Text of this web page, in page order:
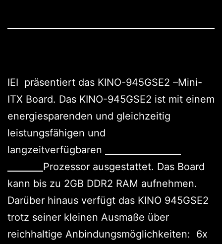
IEI präsentiert das KINO-945GSE2 –Mini-
ITX Board. Das KINO-945GSE2 ist mit einem
energiesparenden und gleichzeitig
leistungsfähigen und
langzeitverfügbaren
Prozessor ausgestattet. Das Board
kann bis zu 2GB DDR2 RAM aufnehmen.
Darüber hinaus verfügt das KINO 945GSE2
trotz seiner kleinen Ausmaße über
reichhaltige Anbindungsmöglichkeiten: 6x